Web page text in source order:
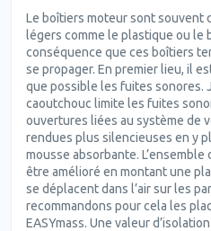
Le boîtiers moteur sont souvent
légers comme le plastique ou le
conséquence que ces boîtiers
se propager. En premier lieu, il
que possible les fuites sonores.
caoutchouc limite les fuites
ouvertures liées au système de
rendues plus silencieuses en y
mousse absorbante.
être amélioré en montant une
se déplacent dans l’air sur les
recommandons pour cela les
EASYmass. Une valeur